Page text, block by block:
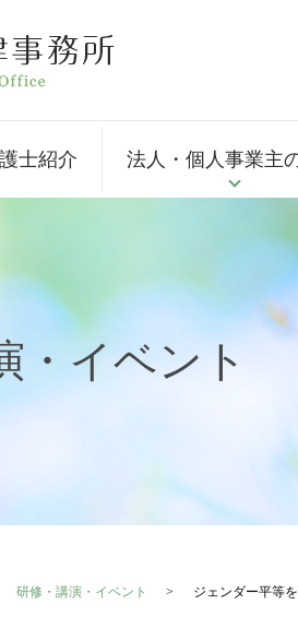
士紹介 法人・個人事業主
・イベント
研修・講演・イベント ジェンダー平等